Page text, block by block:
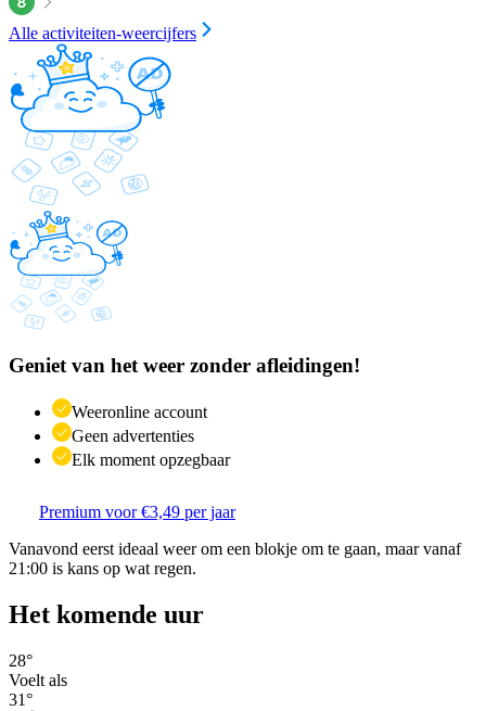
Alle activiteiten-weercijfers
Geniet van het weer zonder afleidingen!
Weeronline account
Geen advertenties
Elk moment opzegbaar
Premium voor €3,49 per jaar
Vanavond eerst ideaal weer om een blokje om te gaan, maar vanaf
21:00 is kans op wat regen.
Het komende uur
28°
Voelt als
31°